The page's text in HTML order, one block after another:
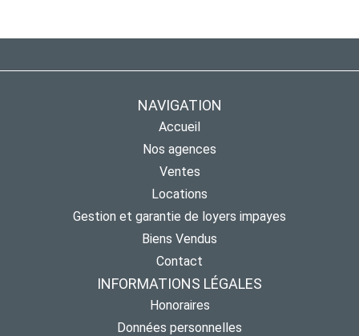
NAVIGATION
Accueil
Nos agences
Ventes
Locations
Gestion et garantie de loyers impayes
Biens Vendus
Contact
INFORMATIONS LÉGALES
Honoraires
Données personnelles